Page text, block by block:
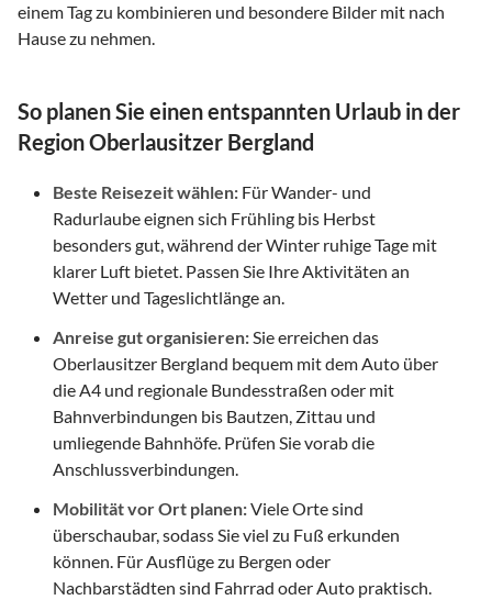
einem Tag zu kombinieren und besondere Bilder mit nach
Hause zu nehmen.
So planen Sie einen entspannten Urlaub in der
Region Oberlausitzer Bergland
Beste Reisezeit wählen: Für Wander- und
Radurlaube eignen sich Frühling bis Herbst
besonders gut, während der Winter ruhige Tage mit
klarer Luft bietet. Passen Sie Ihre Aktivitäten an
Wetter und Tageslichtlänge an.
Anreise gut organisieren:Sie erreichen das
Oberlausitzer Bergland bequem mit dem Auto über
die A4 und regionale Bundesstraßen oder mit
Bahnverbindungen bis Bautzen, Zittau und
umliegende Bahnhöfe. Prüfen Sie vorab die
Anschlussverbindungen.
Mobilität vor Ort planen:Viele Orte sind
überschaubar, sodass Sie viel zu Fuß erkunden
können. Für Ausflüge zu Bergen oder
Nachbarstädten sind Fahrrad oder Auto praktisch.